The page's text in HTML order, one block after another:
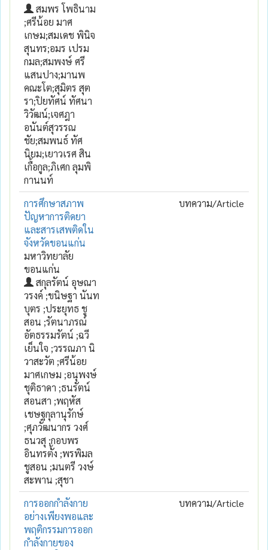
สมพร โพธินาม
;ศรีน้อย มาศ
เกษม;สมเดช พินิจ
สุนทร;อมร เปรม
กมล;สมพงษ์ ศรี
แสนปาง;มานพ
คณะโต;สุมิตร สุต
รา;ปิยทัศน์ ทัศนา
วิวัฒน์;เจศฎา
อนันต์สุวรรณ
ชัย;สมพนธ์ ทัศ
นิยม;เยาวเรศ สิน
เกื้อกูล;ภิเศก ลุมพิ
กานนท์
การศึกษาสภาพ
ปัญหาการติดยา
และสารเสพติดใน
จังหวัดขอนแก่น
มหาวิทยาลัย
ขอนแก่น
สกุลรัตน์ อุษณา
วรงค์ ;ขนิษฐา นันท
บุตร ;ประยุทธ ชู
สอน ;รัตนาภรณ์
อัตธรรมรัตน์ ;ฉวี
เย็นใจ ;วรรณภา นิ
วาสะวัต ;ศรีน้อย
มาศเกษม ;อนุพงษ์
ชุติธาดา ;ธนรัตน์
สอนสา ;พฤหัส
เชษฐกุลานุรักษ์
;ศุภวัฒนากร วงศ์
ธนวสุ ;กอบพร
อินทรตั้ง ;พรพิมล
ชูสอน ;มนตรี วงษ์
สะพาน ;สุชา
บทความ/Article
การออกกำลังกาย
อย่างเพียงพอและ
พฤติกรรมการออก
กำลังกายของ
บทความ/Article